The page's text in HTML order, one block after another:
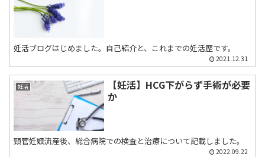
妊活ブログはじめました。自己紹介と、これまでの妊活歴です。
2021.12.31
妊活
【妊活】HCG下がらず手術が必要
か
頸管妊娠流産後、総合病院での検査と治療について記載しました。
2022.09.22